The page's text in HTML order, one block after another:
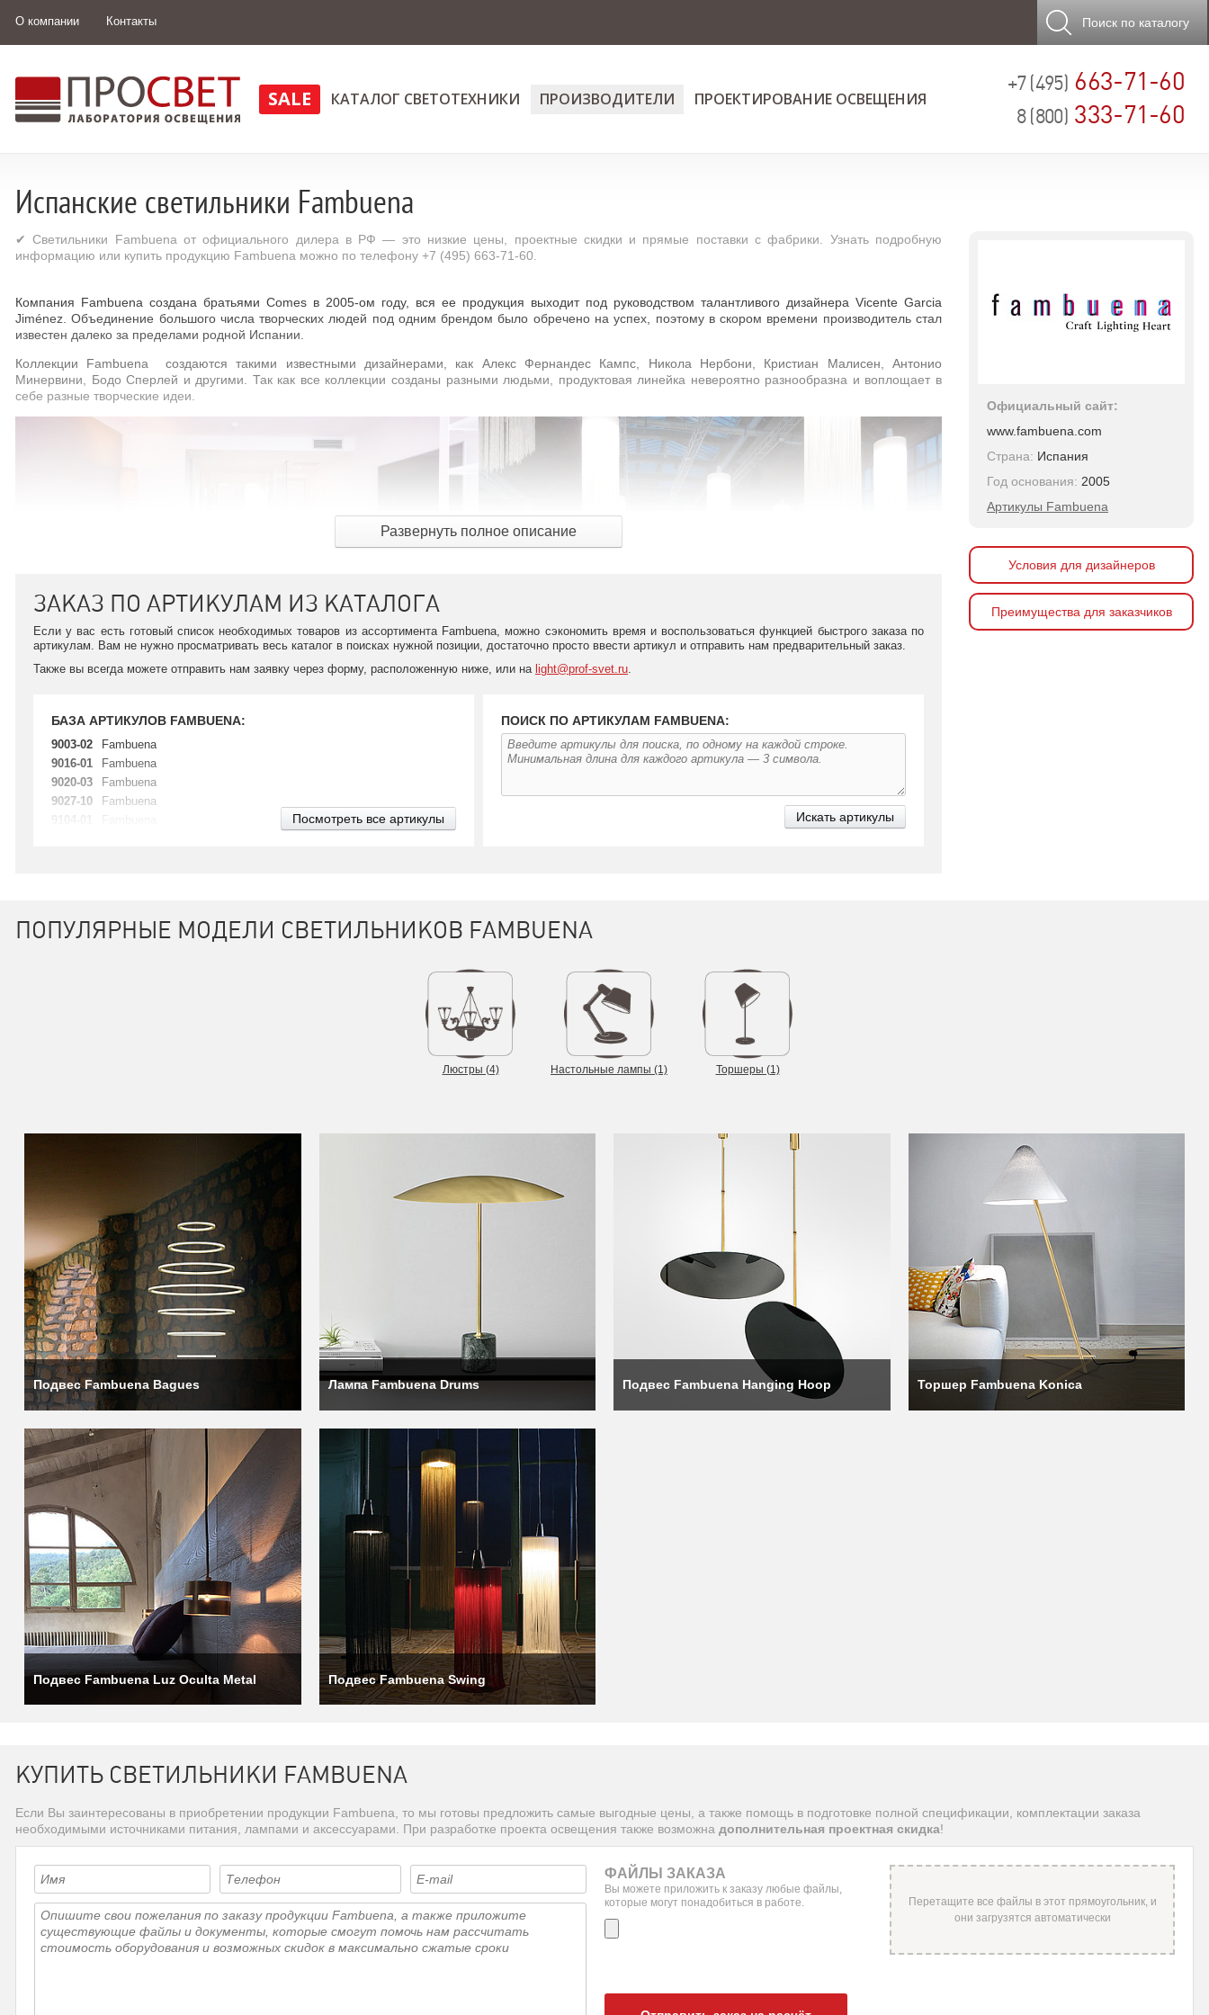
О компании Контакты Поиск по каталогу
+7 (495) 663-71-60
8 (800) 333-71-60
SALE КАТАЛОГ СВЕТОТЕХНИКИ ПРОИЗВОДИТЕЛИ ПРОЕКТИРОВАНИЕ ОСВЕЩЕНИЯ
Испанские светильники Fambuena
Официальный сайт:
www.fambuena.com
Страна: Испания
Год основания: 2005
Артикулы Fambuena
Условия для дизайнеров
Преимущества для заказчиков
✔ Светильники Fambuena от официального дилера в РФ — это низкие цены, проектные скидки и прямые поставки с фабрики. Узнать подробную
информацию или купить продукцию Fambuena можно по телефону +7 (495) 663-71-60.
Развернуть полное описание
Компания Fambuena создана братьями Comes в 2005-ом году, вся ее продукция выходит под руководством талантливого дизайнера Vicente Garcia
Jiménez. Объединение большого числа творческих людей под одним брендом было обречено на успех, поэтому в скором времени производитель стал
известен далеко за пределами родной Испании.
Коллекции Fambuena создаются такими известными дизайнерами, как Алекс Фернандес Кампс, Никола Нербони, Кристиан Малисен, Антонио
Минервини, Бодо Сперлей и другими. Так как все коллекции созданы разными людьми, продуктовая линейка невероятно разнообразна и воплощает в
себе разные творческие идеи.
Продукцию бренда можно увидеть на таких выставках, как ICFF, Lighting Fair, International Contemporary Furniture Fair и Feria Hábita. Светильники
Fambuena представлены бра, торшерами, ночниками, потолочными люстрами и настольными лампами. Большая часть светотехники выполнена в стилях
Sphere (Джоан Лао) — это шарообразные подвесные, настенные, настольные и напольные светильники в стиле лофт с отделкой цвета латуни, олова или
бронзы. Серия Hanging Hoop essence (Никола Нербони) состоит из потолочных светильников с рассеивателем в виде плоского диска в глянцевом черном
цвете.
Каждая из коллекций является результатом кропотливого труда дизайнера и отражает именно его виденье современных осветительных приборов.
ЗАКАЗ ПО АРТИКУЛАМ ИЗ КАТАЛОГА
Если у вас есть готовый список необходимых товаров из ассортимента Fambuena, можно сэкономить время и воспользоваться функцией быстрого заказа по
артикулам. Вам не нужно просматривать весь каталог в поисках нужной позиции, достаточно просто ввести артикул и отправить нам предварительный заказ.
Также вы всегда можете отправить нам заявку через форму, расположенную ниже, или на light@prof-svet.ru.
Посмотреть все артикулы
БАЗА АРТИКУЛОВ FAMBUENA:
9003-02
Fambuena
9016-01
Fambuena
9020-03
Fambuena
9027-10
Fambuena
ПОИСК ПО АРТИКУЛАМ FAMBUENA:
ПОПУЛЯРНЫЕ МОДЕЛИ СВЕТИЛЬНИКОВ FAMBUENA
Люстры (4) Настольные лампы (1) Торшеры (1)
Подвес Fambuena Bagues Лампа Fambuena Drums Подвес Fambuena Hanging Hoop Торшер Fambuena Konica
Подвес Fambuena Luz Oculta Metal Подвес Fambuena Swing
КУПИТЬ СВЕТИЛЬНИКИ FAMBUENA
Если Вы заинтересованы в приобретении продукции Fambuena, то мы готовы предложить самые выгодные цены, а также помощь в подготовке полной спецификации, комплектации заказа
необходимыми источниками питания, лампами и аксессуарами. При разработке проекта освещения также возможна дополнительная проектная скидка!
ФАЙЛЫ ЗАКАЗА
Вы можете приложить к заказу любые файлы,
которые могут понадобиться в работе.